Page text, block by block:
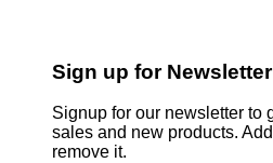
Sign up for Newsletter
Signup for our newsletter to
sales and new products.
remove it.